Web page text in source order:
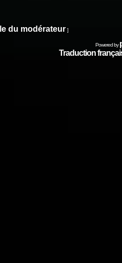
du modérateur]
Powered by
Traduction